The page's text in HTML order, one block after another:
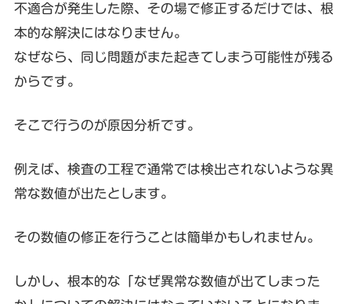
不適合が発生した際、その場で修正するだけでは、根
本的な解決にはなりません。
なぜなら、同じ問題がまた起きてしまう可能性が残る
からです。
そこで行うのが原因分析です。
例えば、検査の工程で通常では検出されないような異
常な数値が出たとします。
その数値の修正を行うことは簡単かもしれません。
しかし、根本的な「なぜ異常な数値が出てしまった